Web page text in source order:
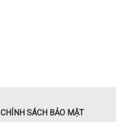
CHÍNH SÁCH BẢO MẬT